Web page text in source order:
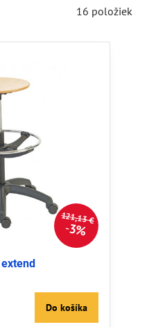
16 položiek
121,13 €
3%
extend
Do košíka